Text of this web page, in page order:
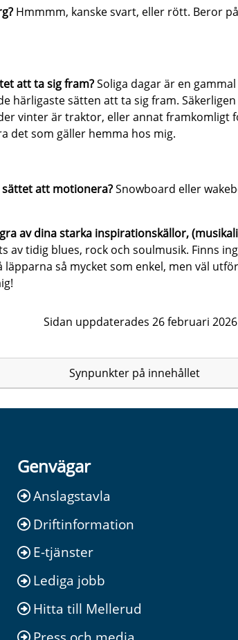
Hmmmm, kanske svart, eller rött. Beror
att ta sig fram?Soliga dagar är en
härligaste sätten att ta sig fram.
vinter är traktor, eller annat framkomligt
det som gäller hemma hos mig.
sättet att motionera?Snowboard eller
av dina starka inspirationskällor,
av tidig blues, rock och soulmusik. Finns
läpparna så mycket som enkel, men väl
Sidan uppdaterades 26 februari 2026
Synpunkter på innehållet
Genvägar
Anslagstavla
Driftinformation
E-tjänster
Lediga jobb
Hitta till Mellerud